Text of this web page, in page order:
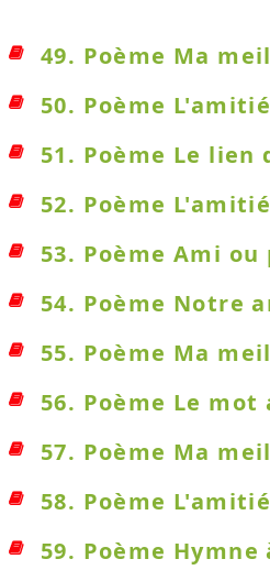
49. Poème Ma
50. Poème L'amitié
51. Poème Le lien
52. Poème L'amitié
53. Poème Ami
54. Poème Notre
55. Poème Ma
56. Poème Le
57. Poème Ma
58. Poème
59. Poème